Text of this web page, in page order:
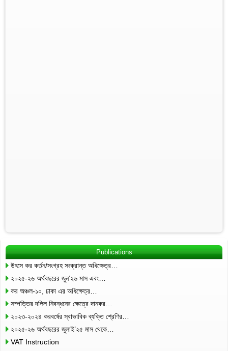
Publications
উৎসে কর কর্তন/সংগ্রহ সংক্রান্ত অধিক্ষেত্র…
২০২৫-২৬ অর্থবছরের জুন’২৬ মাস এবং…
কর অঞ্চল-১০, ঢাকা এর অধিক্ষেত্র…
সম্পত্তির দলিল নিবন্ধনের ক্ষেত্রে দানকর…
২০২৩-২০২৪ করবর্ষের স্বাভাবিক ব্যক্তি শ্রেণির…
২০২৫-২৬ অর্থবছরের জুলাই’২৫ মাস থেকে…
VAT Instruction